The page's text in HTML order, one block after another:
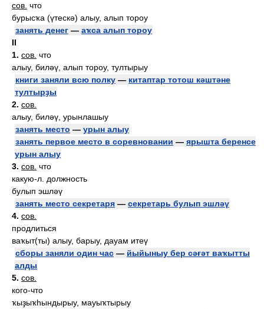
сов. что
бурысҡа (үтескә) алыу, алып тороу
занять денег — аҡса алып тороу
II
1. сов. что
алыу, биләү, алып тороу, тултырыу
книги заняли всю полку — китаптар тотош кәштәне
тултырҙы
2. сов.
алыу, биләү, урынлашыу
занять место — урын алыу
занять первое место в соревновании — ярышта беренсе
урын алыу
3. сов. что
какую-л. должность
булып эшләү
занять место секретаря — секретарь булып эшләү
4. сов.
продлиться
ваҡыт(ты) алыу, барыу, дауам итеү
сборы заняли один час — йыйыныу бер сәғәт ваҡытты
алды
5. сов.
кого-что
ҡыҙыҡһындырыу, мауыҡтырыу